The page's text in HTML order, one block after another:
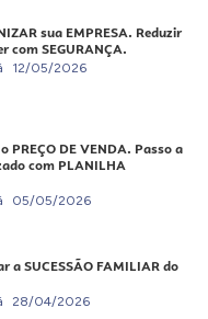
sua EMPRESA. Reduzir
com SEGURANÇA.
12/05/2026
PREÇO DE VENDA. Passo a
com PLANILHA
05/05/2026
a SUCESSÃO FAMILIAR do
28/04/2026